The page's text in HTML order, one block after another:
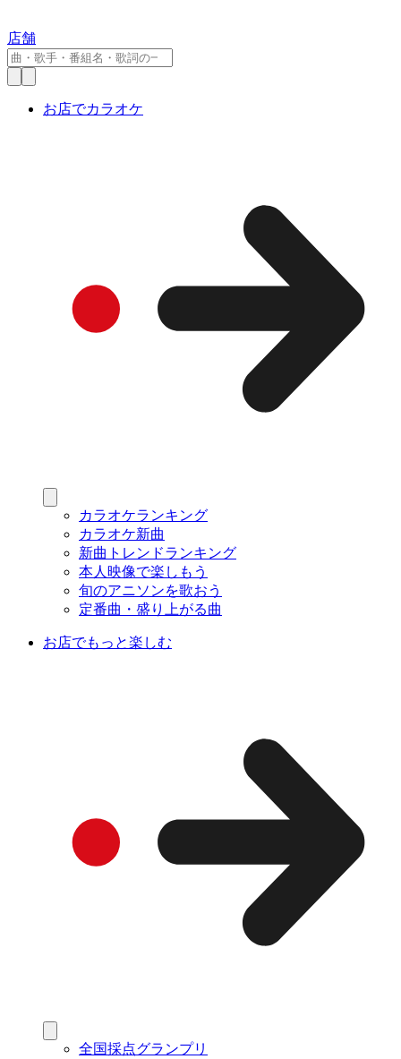
店舗
お店でカラオケ
カラオケランキング
カラオケ新曲
新曲トレンドランキング
本人映像で楽しもう
旬のアニソンを歌おう
定番曲・盛り上がる曲
お店でもっと楽しむ
全国採点グランプリ